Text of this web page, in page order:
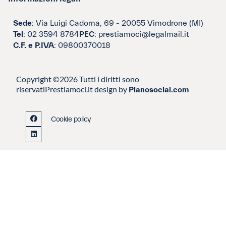
Sede: Via Luigi Cadorna, 69 - 20055 Vimodrone (MI)
Tel: 02 3594 8784PEC: prestiamoci@legalmail.it
C.F. e P.IVA: 09800370018
Copyright ©2026 Tutti i diritti sono
riservatiPrestiamoci.it design by Pianosocial.com
Cookie policy